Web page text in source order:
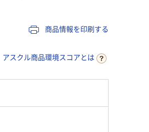
商品情報を印刷する
アスクル商品環境スコアとは